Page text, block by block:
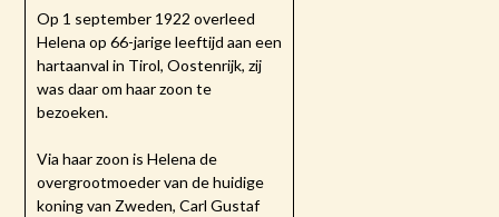
Op 1 september 1922 overleed
Helena op 66-jarige leeftijd aan een
hartaanval in Tirol, Oostenrijk, zij
was daar om haar zoon te
bezoeken.
Via haar zoon is Helena de
overgrootmoeder van de huidige
koning van Zweden, Carl Gustaf